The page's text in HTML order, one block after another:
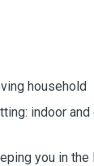
household
indoor and
you in